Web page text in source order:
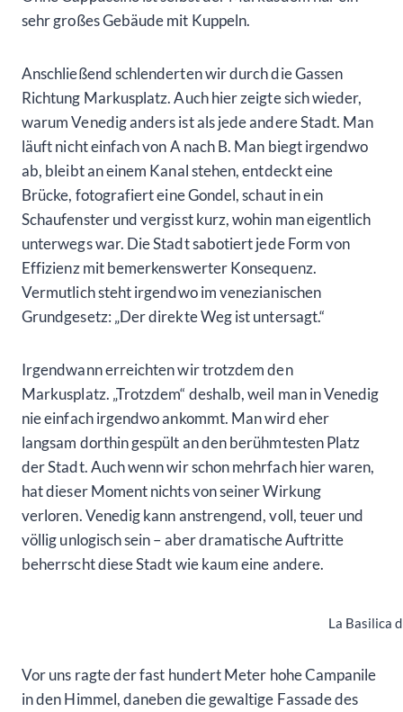
sehr großes Gebäude mit Kuppeln.
Anschließend schlenderten wir durch die Gassen
Richtung Markusplatz. Auch hier zeigte sich wieder,
warum Venedig anders ist als jede andere Stadt. Man
läuft nicht einfach von A nach B. Man biegt irgendwo
ab, bleibt an einem Kanal stehen, entdeckt eine
Brücke, fotografiert eine Gondel, schaut in ein
Schaufenster und vergisst kurz, wohin man eigentlich
unterwegs war. Die Stadt sabotiert jede Form von
Effizienz mit bemerkenswerter Konsequenz.
Vermutlich steht irgendwo im venezianischen
Grundgesetz: „Der direkte Weg ist untersagt.“
Irgendwann erreichten wir trotzdem den
Markusplatz. „Trotzdem“ deshalb, weil man in Venedig
nie einfach irgendwo ankommt. Man wird eher
langsam dorthin gespült an den berühmtesten Platz
der Stadt. Auch wenn wir schon mehrfach hier waren,
hat dieser Moment nichts von seiner Wirkung
verloren. Venedig kann anstrengend, voll, teuer und
völlig unlogisch sein – aber dramatische Auftritte
beherrscht diese Stadt wie kaum eine andere.
La Basilica
Vor uns ragte der fast hundert Meter hohe Campanile
in den Himmel, daneben die gewaltige Fassade des